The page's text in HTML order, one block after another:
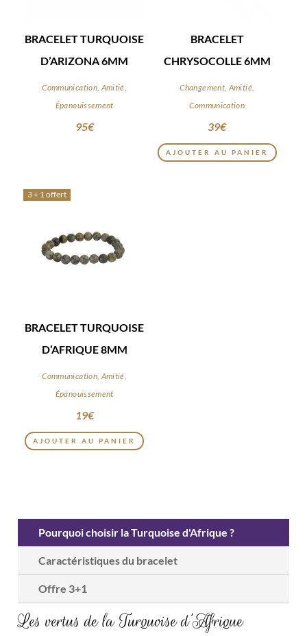
BRACELET TURQUOISE
D’ARIZONA 6MM
Communication, Amitié,
Épanouissement
95€
BRACELET
CHRYSOCOLLE 6MM
Changement, Amitié,
Communication
39€
AJOUTER AU PANIER
3 + 1 offert
BRACELET TURQUOISE
D’AFRIQUE 8MM
Communication, Amitié,
Épanouissement
19€
AJOUTER AU PANIER
Pourquoi choisir la Turquoise d'Afrique ?
Caractéristiques du bracelet
Offre 3+1
Les vertus de la Turquoise d’Afrique